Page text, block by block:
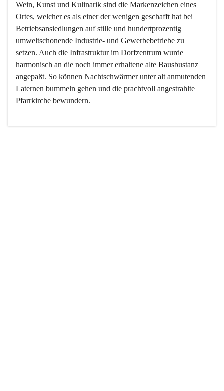
Wein, Kunst und Kulinarik sind die Markenzeichen eines
Ortes, welcher es als einer der wenigen geschafft hat bei
Betriebsansiedlungen auf stille und hundertprozentig
umweltschonende Industrie- und Gewerbebetriebe zu
setzen. Auch die Infrastruktur im Dorfzentrum wurde
harmonisch an die noch immer erhaltene alte Bausbustanz
angepaßt. So können Nachtschwärmer unter alt anmutenden
Laternen bummeln gehen und die prachtvoll angestrahlte
Pfarrkirche bewundern.
Der Weinbau dominert heute nicht mehr, ist aber integrativer